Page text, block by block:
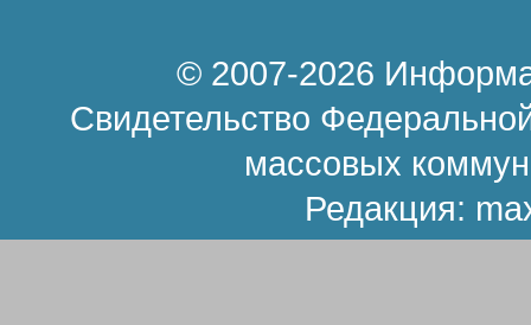
© 2007-2026
Свидетельство
массовых
Редакция: